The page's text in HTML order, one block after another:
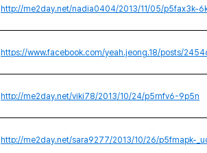
http://me2day.net/nadia0404/2013/11/05/p5fax3k-
https://www.facebook.com/yeah.jeong.18/posts/
http://me2day.net/viki78/2013/10/24/p5rnfv6-9p5n
http://me2day.net/sara9277/2013/10/26/p5fmapk-